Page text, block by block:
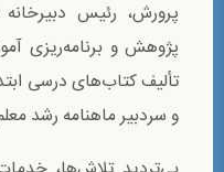
پرورش، رئيس
پژوهش و برنامه‌‌ریزی
تألیف کتاب‌های درسی
و سردبیر ماهنامه رشد